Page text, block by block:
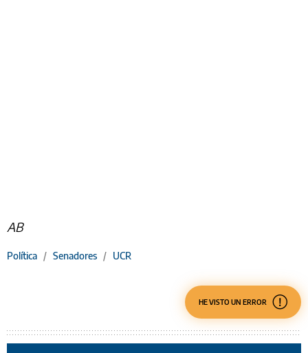
AB
Política / Senadores / UCR
HE VISTO UN ERROR